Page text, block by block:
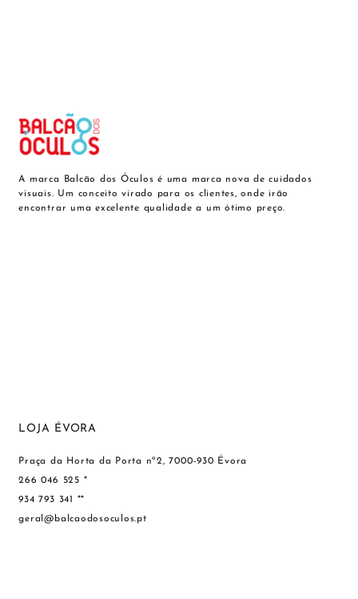
A marca Balcão dos Óculos é uma marca nova de cuidados
visuais. Um conceito virado para os clientes, onde irão
encontrar uma excelente qualidade a um ótimo preço.
LOJA ÉVORA
Praça da Horta da Porta nº2, 7000-930 Évora
266 046 525 *
934 793 341 **
geral@balcaodosoculos.pt